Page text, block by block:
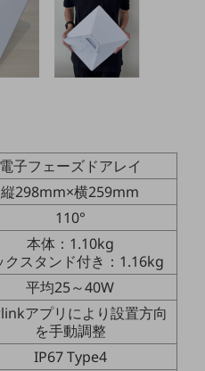
電子フェーズドアレイ
縦298mm×横259mm
110°
本体：1.10kg
クスタンド付き：1.16kg
平均25～40W
アプリにより設置方向
を手動調整
IP67 Type4